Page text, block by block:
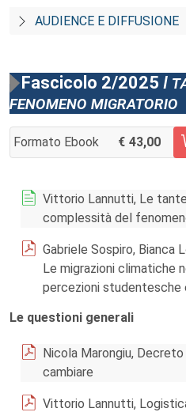
AUDIENCE E DIFFUSIONE
Fascicolo 2/2025 I
fenomeno migratorio
Formato Ebook 43,00
AGGIUNGI AL CARRELLO
Vittorio Lannutti, Le
complessità del
Gabriele Sospiro, Bianca
Le migrazioni climatiche
percezioni studentesche
Le questioni generali
Nicola Marongiu,
cambiare
Vittorio Lannutti,